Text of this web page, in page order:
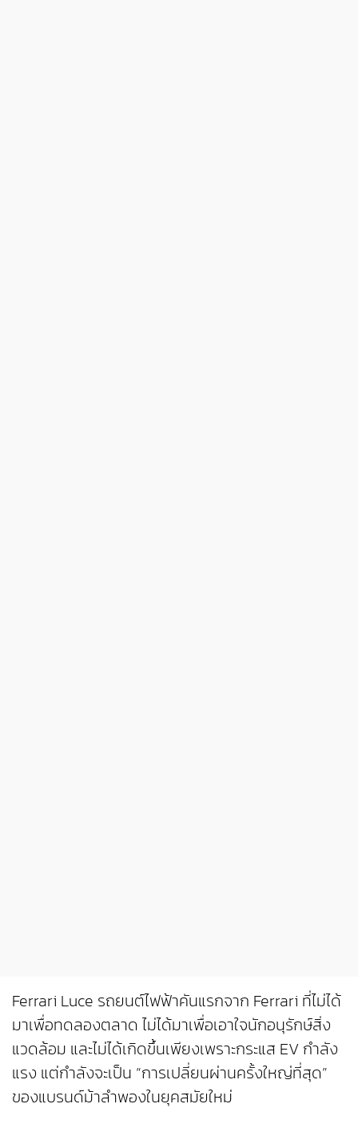
Ferrari Luce รถยนต์ไฟฟ้าคันแรกจาก Ferrari ที่ไม่ได้
มาเพื่อทดลองตลาด ไม่ได้มาเพื่อเอาใจนักอนุรักษ์สิ่ง
แวดล้อม และไม่ได้เกิดขึ้นเพียงเพราะกระแส EV กำลัง
แรง แต่กำลังจะเป็น “การเปลี่ยนผ่านครั้งใหญ่ที่สุด”
ของแบรนด์ม้าลำพองในยุคสมัยใหม่